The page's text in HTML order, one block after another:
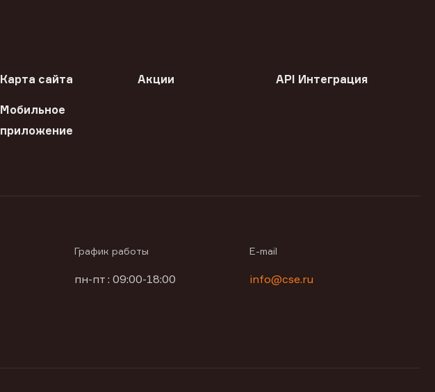
Карта сайта Акции API Интеграция
Мобильное
приложение
График работы
пн-пт : 09:00-18:00
E-mail
info@cse.ru